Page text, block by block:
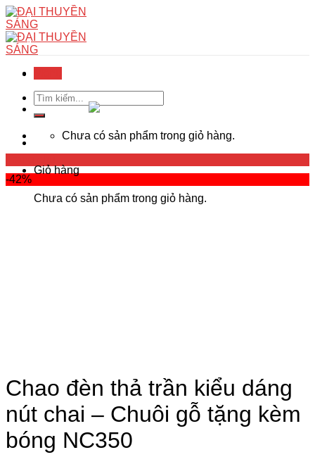
Skip
to
content
Giỏ hàng
Chưa có sản phẩm trong giỏ hàng.
Tìm
kiếm:
Chưa có sản phẩm trong giỏ hàng.
-42%
Chao đèn thả trần kiểu dáng
nút chai – Chuôi gỗ tặng kèm
bóng NC350